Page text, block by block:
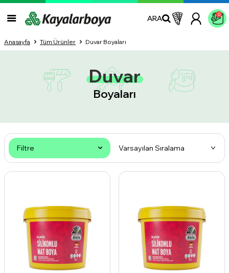
ARA 0
Anasayfa Tüm Ürünler Duvar Boyaları
Duvar
Boyaları
Filtre